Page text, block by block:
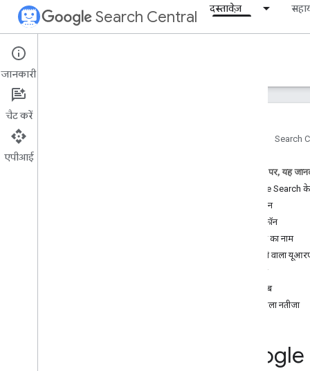
Search Central दस्तावेज़
Documentation
शुरुआती जानकारी
निर्देश
Search
इस पेज पर, यह
Google Search
एट्रिब्यूशन
फ़ेविकॉन
साइट का नाम
दिखने वाला
ब्रेडक्रंब
टेक्स्ट वाला नतीजा
जानकारी
चैट करें
एपीआई